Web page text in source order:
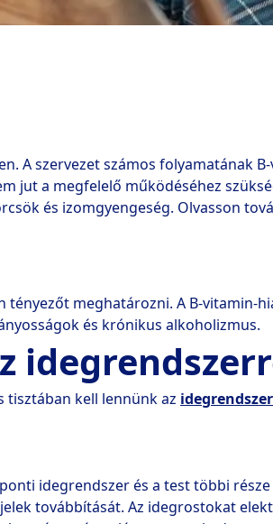
A szervezet számos folyamatának
jut a megfelelő működéséhez
és izomgyengeség. Olvasson
meghatározni. A B-vitamin-
és krónikus alkoholizmus.
tisztában kell lennünk az
idegrendszer és a test többi
továbbítását. Az idegrostokat